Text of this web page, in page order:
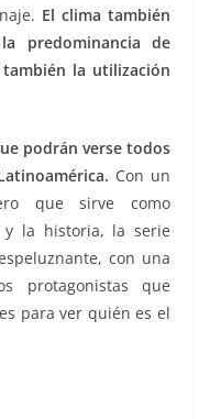
El clima también
predominancia de
la utilización
podrán verse todos
Con un
que sirve como
y la historia, la serie
con una
protagonistas que
para ver quién es el